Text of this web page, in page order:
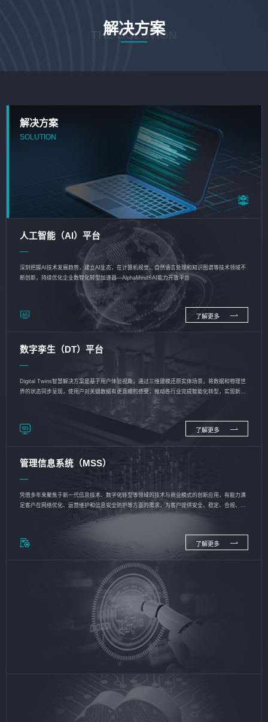
解决方案
THE SOLUTION
解决方案
SOLUTION
人工智能（AI）平台
深刻把握AI技术发展趋势，建立AI生态，在计算机视觉、自然语言处理和知识图谱等技术领域不
断创新，持续优化企业数智化转型加速器—AlphaMind®AI能力开放平台
了解更多
数字孪生（DT）平台
Digital Twins智慧解决方案是基于用户体验视角，通过三维建模还原实体场景，将数据和物理世
界的状态同步呈现，使用户对关键数据有更直观的感受，推动各行业完成智能化转型，实现新旧
了解更多
管理信息系统（MSS）
凭借多年来聚焦于新一代信息技术、数字化转型等领域的技术与商业模式的创新应用，有能力满
足客户在网络优化、运营维护和信息安全防护等方面的需求，为客户提供安全、稳定、合规、持
了解更多